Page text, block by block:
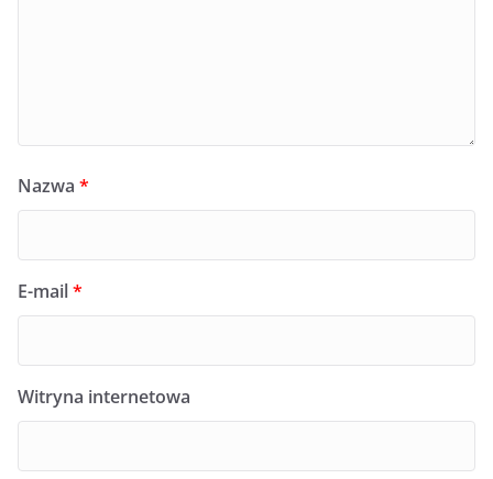
Nazwa *
E-mail*
Witryna internetowa